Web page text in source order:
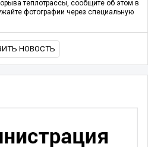
теплотрассы, сообщите об этом в
фотографии через специальную
НОВОСТЬ